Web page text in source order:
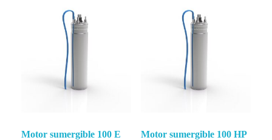
Motor sumergible 100 E
Motor sumergible 100 HP